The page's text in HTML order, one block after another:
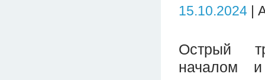
15.10.2024 |
Острый
началом